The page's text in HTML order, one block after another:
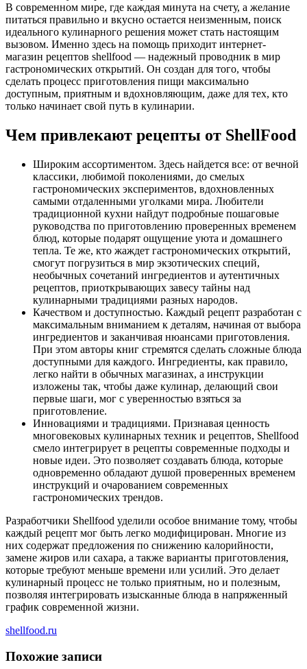
В современном мире, где каждая минута на счету, а желание
питаться правильно и вкусно остается неизменным, поиск
идеального кулинарного решения может стать настоящим
вызовом. Именно здесь на помощь приходит интернет-
магазин рецептов shellfood — надежный проводник в мир
гастрономических открытий. Он создан для того, чтобы
сделать процесс приготовления пищи максимально
доступным, приятным и вдохновляющим, даже для тех, кто
только начинает свой путь в кулинарии.
Чем привлекают рецепты от ShellFood
Широким ассортиментом. Здесь найдется все: от вечной
классики, любимой поколениями, до смелых
гастрономических экспериментов, вдохновленных
самыми отдаленными уголками мира. Любители
традиционной кухни найдут подробные пошаговые
руководства по приготовлению проверенных временем
блюд, которые подарят ощущение уюта и домашнего
тепла. Те же, кто жаждет гастрономических открытий,
смогут погрузиться в мир экзотических специй,
необычных сочетаний ингредиентов и аутентичных
рецептов, приоткрывающих завесу тайны над
кулинарными традициями разных народов.
Качеством и доступностью. Каждый рецепт разработан с
максимальным вниманием к деталям, начиная от выбора
ингредиентов и заканчивая нюансами приготовления.
При этом авторы книг стремятся сделать сложные блюда
доступными для каждого. Ингредиенты, как правило,
легко найти в обычных магазинах, а инструкции
изложены так, чтобы даже кулинар, делающий свои
первые шаги, мог с уверенностью взяться за
приготовление.
Инновациями и традициями. Признавая ценность
многовековых кулинарных техник и рецептов, Shellfood
смело интегрирует в рецепты современные подходы и
новые идеи. Это позволяет создавать блюда, которые
одновременно обладают душой проверенных временем
инструкций и очарованием современных
гастрономических трендов.
Разработчики Shellfood уделили особое внимание тому, чтобы
каждый рецепт мог быть легко модифицирован. Многие из
них содержат предложения по снижению калорийности,
замене жиров или сахара, а также варианты приготовления,
которые требуют меньше времени или усилий. Это делает
кулинарный процесс не только приятным, но и полезным,
позволяя интегрировать изысканные блюда в напряженный
график современной жизни.
shellfood.ru
Похожие записи